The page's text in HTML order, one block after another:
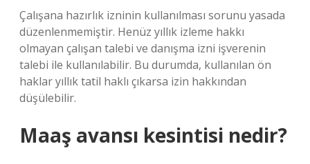
Çalışana hazırlık izninin kullanılması sorunu yasada
düzenlenmemiştir. Henüz yıllık izleme hakkı
olmayan çalışan talebi ve danışma izni işverenin
talebi ile kullanılabilir. Bu durumda, kullanılan ön
haklar yıllık tatil haklı çıkarsa izin hakkından
düşülebilir.
Maaş avansı kesintisi nedir?